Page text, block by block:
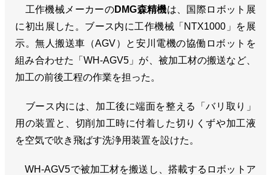
工作機械メーカーのDMG森精機は、国際ロボット展
に初出展した。ブース内に工作機械「NTX1000」を展
示。無人搬送車（AGV）と安川電機の協働ロボットを
組み合わせた「WH-AGV5」が、被加工材の搬送など、
加工の前後工程の作業を担った。
ブース内には、加工後に端面を整える「バリ取り」
用の装置と、切削加工時に付着した切りくずや加工液
を空気で吹き飛ばす洗浄用装置を設けた。
WH-AGV5で被加工材を搬送し、搭載するロボットア